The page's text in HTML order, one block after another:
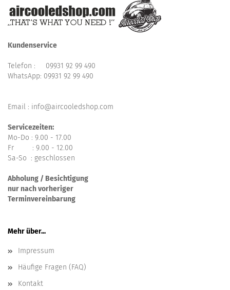
Kundenservice
Telefon : 09931 92 99 490
WhatsApp: 09931 92 99 490
Email : info@aircooledshop.com
Servicezeiten:
Mo-Do : 9.00 - 17.00
Fr : 9.00 - 12.00
Sa-So : geschlossen
Abholung / Besichtigung
nur nach vorheriger
Terminvereinbarung
Mehr über...
Impressum
Häufige Fragen (FAQ)
Kontakt